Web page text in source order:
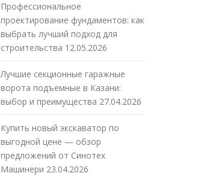
Профессиональное
проектирование фундаментов: как
выбрать лучший подход для
строительства 12.05.2026
Лучшие секционные гаражные
ворота подъемные в Казани:
выбор и преимущества 27.04.2026
Купить новый экскаватор по
выгодной цене — обзор
предложений от Синотех
Машинери 23.04.2026